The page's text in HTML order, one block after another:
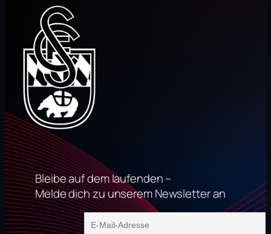
Bleibe auf dem laufenden –
Melde dich zu unserem Newsletter an